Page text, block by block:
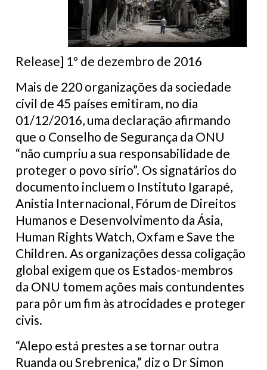
Release] 1º de dezembro de 2016
Mais de 220 organizações da sociedade
civil de 45 países emitiram, no dia
01/12/2016, uma declaração afirmando
que o Conselho de Segurança da ONU
“não cumpriu a sua responsabilidade de
proteger o povo sírio”. Os signatários do
documento incluem o Instituto Igarapé,
Anistia Internacional, Fórum de Direitos
Humanos e Desenvolvimento da Ásia,
Human Rights Watch, Oxfam e Save the
Children. As organizações dessa coligação
global exigem que os Estados-membros
da ONU tomem ações mais contundentes
para pôr um fim às atrocidades e proteger
civis.
“Alepo está prestes a se tornar outra
Ruanda ou Srebrenica,” diz o Dr Simon